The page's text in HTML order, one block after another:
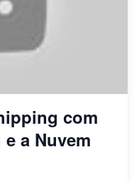
com
a Nuvem